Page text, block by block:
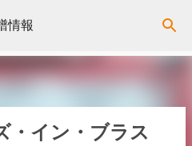
コンテンツに移動
情報
・イン・ブラス